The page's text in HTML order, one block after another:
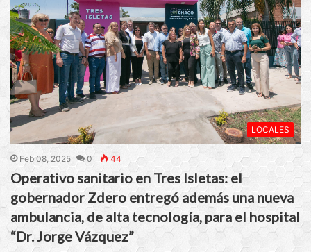
LOCALES
Feb 08, 2025 0 44
Operativo sanitario en Tres Isletas: el
gobernador Zdero entregó además una nueva
ambulancia, de alta tecnología, para el hospital
“Dr. Jorge Vázquez”